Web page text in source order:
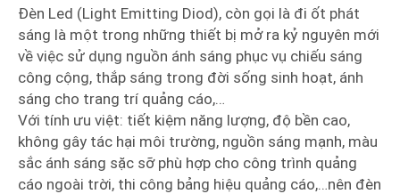
Đèn Led (Light Emitting Diod), còn gọi là đi ốt phát
sáng là một trong những thiết bị mở ra kỷ nguyên mới
về việc sử dụng nguồn ánh sáng phục vụ chiếu sáng
công cộng, thắp sáng trong đời sống sinh hoạt, ánh
sáng cho trang trí quảng cáo,…
Với tính ưu việt: tiết kiệm năng lượng, độ bền cao,
không gây tác hại môi trường, nguồn sáng mạnh, màu
sắc ánh sáng sặc sỡ phù hợp cho công trình quảng
cáo ngoài trời, thi công bảng hiệu quảng cáo,…nên đèn